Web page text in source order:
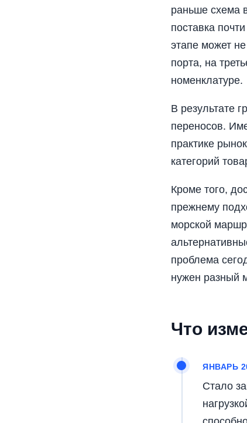
раньше схема
поставка
этапе может
порта, на
номенклатуре.
В результате
переносов.
практике
категорий
Кроме того,
прежнему
морской
проблема
нужен разный
Что
ЯНВАРЬ
Стало